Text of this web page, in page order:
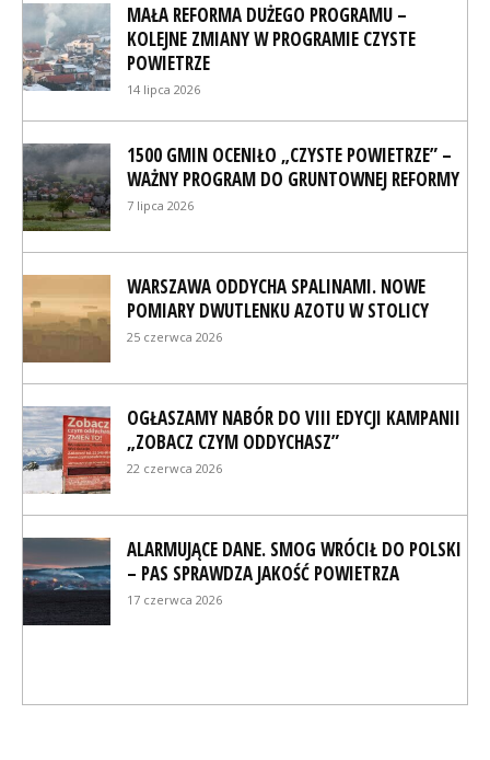
MAŁA REFORMA DUŻEGO PROGRAMU –
KOLEJNE ZMIANY W PROGRAMIE CZYSTE
POWIETRZE
14 lipca 2026
1500 GMIN OCENIŁO „CZYSTE POWIETRZE” –
WAŻNY PROGRAM DO GRUNTOWNEJ REFORMY
7 lipca 2026
WARSZAWA ODDYCHA SPALINAMI. NOWE
POMIARY DWUTLENKU AZOTU W STOLICY
25 czerwca 2026
OGŁASZAMY NABÓR DO VIII EDYCJI KAMPANII
„ZOBACZ CZYM ODDYCHASZ”
22 czerwca 2026
ALARMUJĄCE DANE. SMOG WRÓCIŁ DO POLSKI
– PAS SPRAWDZA JAKOŚĆ POWIETRZA
17 czerwca 2026